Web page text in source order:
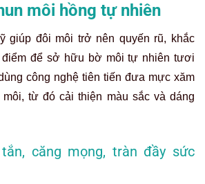
môi hồng tự nhiên
giúp đôi môi trở nên quyến rũ, khắc
điểm để sở hữu bờ môi tự nhiên tươi
công nghệ tiên tiến đưa mực xăm
từ đó cải thiện màu sắc và dáng
căng mọng, tràn đầy sức